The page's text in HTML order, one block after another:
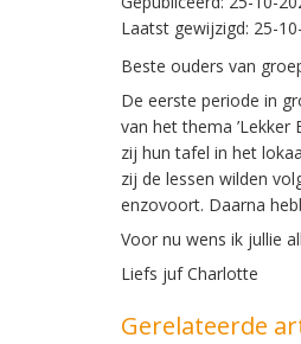
Laatst gewijzigd: 25-
Beste ouders van
De eerste periode in
van het thema
zij hun tafel in het
zij de lessen wilden
enzovoort. Daarna
Voor nu wens ik jullie
Liefs juf Charlotte
Gerelateerde